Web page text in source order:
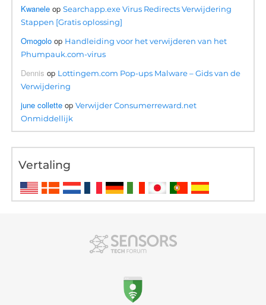
Kwanele opSearchapp.exe Virus Redirects Verwijdering
Stappen [Gratis oplossing]
Omogolo op Handleiding voor het verwijderen van het
Phumpauk.com-virus
Dennis op Lottingem.com Pop-ups Malware – Gids van de
Verwijdering
june collette opVerwijder Consumerreward.net
Onmiddellijk
Vertaling